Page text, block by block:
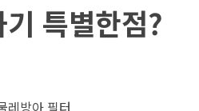
특별한점?
레방아 필터